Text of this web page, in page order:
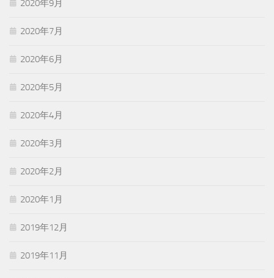
2020年9月
2020年7月
2020年6月
2020年5月
2020年4月
2020年3月
2020年2月
2020年1月
2019年12月
2019年11月